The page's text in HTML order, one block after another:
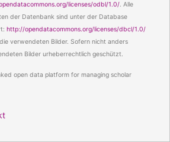
licenses/odbl/1.0/. Alle
der Datenbank sind unter der Database
http://opendatacommons.org/licenses/dbcl/1.0/
verwendeten Bilder. Sofern nicht anders
Bilder urheberrechtlich geschützt.
open data platform for managing scholar